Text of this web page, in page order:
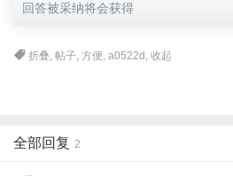
回答被采纳将会获得
折叠,帖子,方便,a0522d ,收起
全部回复 2